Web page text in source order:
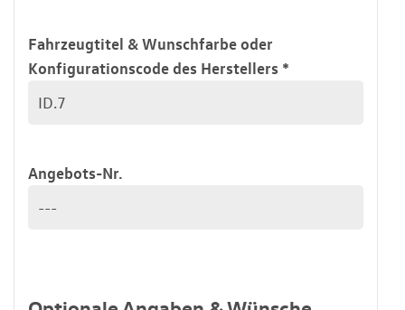
Fahrzeugtitel & Wunschfarbe oder
Konfigurationscode des Herstellers *
Angebots-Nr.